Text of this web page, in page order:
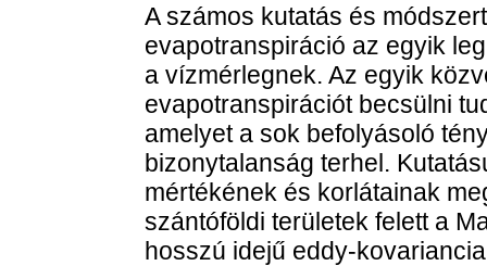
A számos kutatás és
evapotranspiráció az egyik
a vízmérlegnek. Az egyik
evapotranspirációt becsülni
amelyet a sok befolyásoló
bizonytalanság terhel.
mértékének és korlátainak
szántóföldi területek felett a
hosszú idejű eddy-